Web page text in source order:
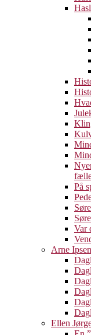
På
Var
Arne
Ellen